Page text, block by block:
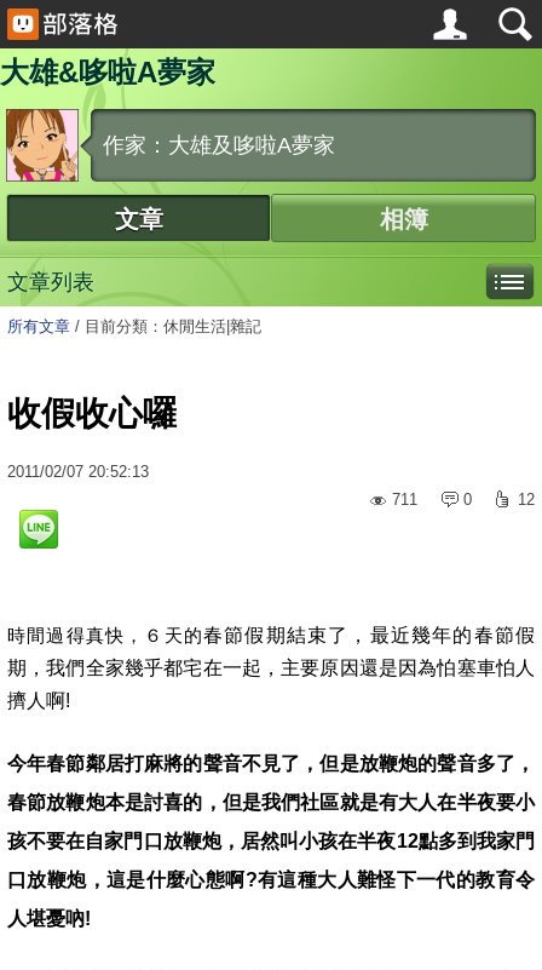
大雄&哆啦A夢家
作家：大雄及哆啦A夢家
文章 相簿
文章列表
所有文章 / 目前分類：休閒生活|雜記
收假收心囉
2011/02/07 20:52:13
711
0 12
時間過得真快，６天的春節假期結束了，最近幾年的春節假
期，我們全家幾乎都宅在一起，主要原因還是因為怕塞車怕人
擠人啊!
今年春節鄰居打麻將的聲音不見了，但是放鞭炮的聲音多了，
春節放鞭炮本是討喜的，但是我們社區就是有大人在半夜要小
孩不要在自家門口放鞭炮，居然叫小孩在半夜12點多到我家門
口放鞭炮，這是什麼心態啊?有這種大人難怪下一代的教育令
人堪憂吶!